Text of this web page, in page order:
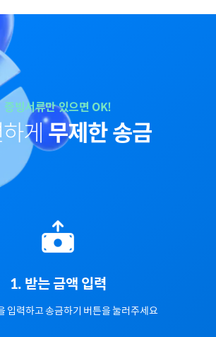
증빙서류만 있으면 OK!
하게무제한 송금
1. 받는 금액 입력
입력하고 송금하기 버튼을 눌러주세요